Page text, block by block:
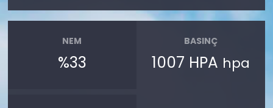
NEM
%33
BASINÇ
1007 HPA hpa